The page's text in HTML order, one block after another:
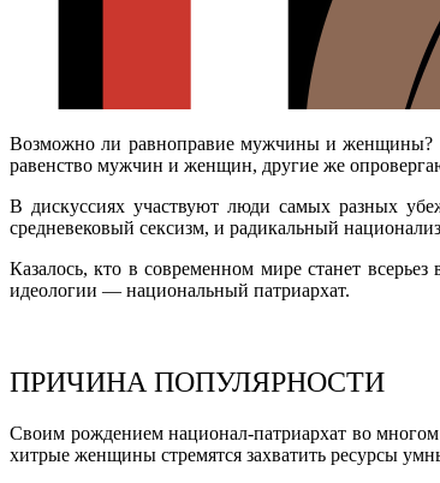
Возможно ли равноправие мужчины и женщины?
равенство мужчин и женщин, другие же
В дискуссиях участвуют люди самых разных
средневековый сексизм, и радикальный
Казалось, кто в современном мире станет
идеологии — национальный патриархат.
ПРИЧИНА ПОПУЛЯРНОСТИ
Своим рождением национал-патриархат во
хитрые женщины стремятся захватить ресурсы